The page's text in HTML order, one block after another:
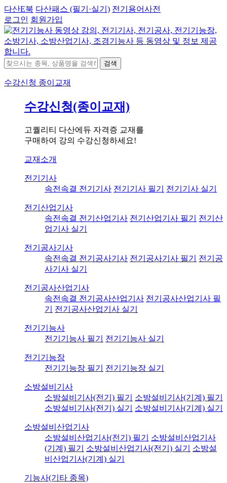
다산E북 다산패스 (필기·실기) 전기용어사전
로그인 회원가입
검색
수강신청 종이교재
수강신청(종이교재)
고퀄리티 다산에듀 자격증 교재를
구매하여 강의 수강신청하세요!
교재소개
전기기사
속전속결 전기기사 전기기사 필기 전기기사 실기
전기산업기사
속전속결 전기산업기사 전기산업기사 필기
전기산
업기사 실기
전기공사기사
속전속결 전기공사기사 전기공사기사 필기
전기공
사기사 실기
전기공사산업기사
속전속결 전기공사산업기사 전기공사산업기사 필
기
전기공사산업기사 실기
전기기능사
전기기능사 필기
전기기능사 실기
전기기능장
전기기능장 필기
전기기능장 실기
소방설비기사
소방설비기사(전기) 필기
소방설비기사(기계) 필기
소방설비기사(전기) 실기
소방설비기사(기계) 실기
소방설비산업기사
소방설비산업기사(전기) 필기
소방설비산업기사
(기계) 필기
소방설비산업기사(전기) 실기
소방설
비산업기사(기계) 실기
기능사(기타 종목)